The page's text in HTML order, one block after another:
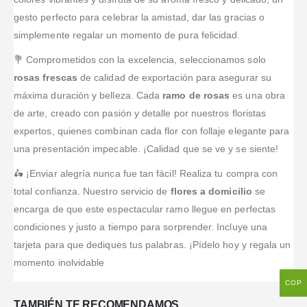
gesto perfecto para celebrar la amistad, dar las gracias o
simplemente regalar un momento de pura felicidad.
💐 Comprometidos con la excelencia, seleccionamos solo
rosas frescas de calidad de exportación para asegurar su
máxima duración y belleza. Cada ramo de rosas es una obra
de arte, creado con pasión y detalle por nuestros floristas
expertos, quienes combinan cada flor con follaje elegante para
una presentación impecable. ¡Calidad que se ve y se siente!
🛵 ¡Enviar alegría nunca fue tan fácil! Realiza tu compra con
total confianza. Nuestro servicio de flores a domicilio se
encarga de que este espectacular ramo llegue en perfectas
condiciones y justo a tiempo para sorprender. Incluye una
tarjeta para que dediques tus palabras. ¡Pídelo hoy y regala un
momento inolvidable
TAMBIÉN TE RECOMENDAMOS…
COP